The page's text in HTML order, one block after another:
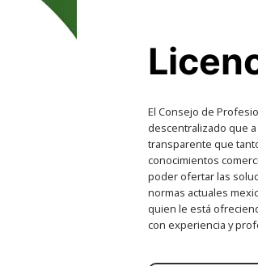
El Consejo de
descentralizado que
transparente que
conocimientos
poder ofertar las
normas actuales
quien le está
con experiencia y